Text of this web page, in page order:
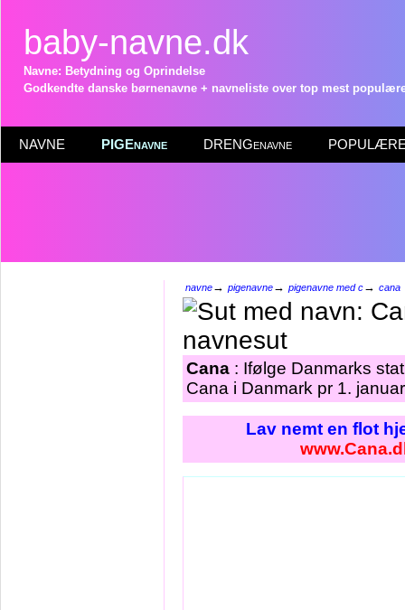
baby-navne.dk
Navne: Betydning og Oprindelse
Godkendte danske børnenavne + navneliste over top mest
NAVNE PIGEnavne DRENGenavne POPULÆRE
navne→ pigenavne→ pigenavne med c→ cana
Cana : Ifølge Danmarks
Cana i Danmark pr 1.
Lav nemt en flot